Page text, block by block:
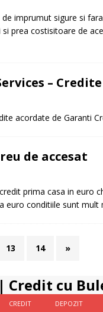
imprumut sigure si
prea costisitoare de
–
acordate de Garanti
de accesat
prima casa in euro
euro conditiile sunt mult
13 14 »
| Credit cu
CREDIT DEPOZIT